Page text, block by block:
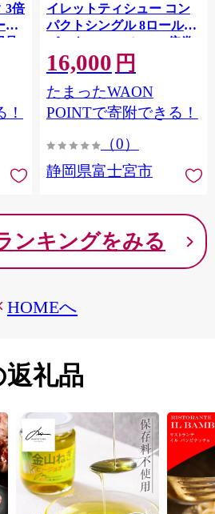
3倍
ル
品
イレットティシュー コン
パクトシングル 8ロール×8
パック 64ロール 1.5倍巻
82.5m トイレットペーパー
シングル パルプ100％ 香り
つき 日用品 消耗品 備蓄
16,000 円
たまったWAON
POINTで寄附できる！
（0）
静岡県富士宮市
ンキングをみる
HOMEへ
礼品